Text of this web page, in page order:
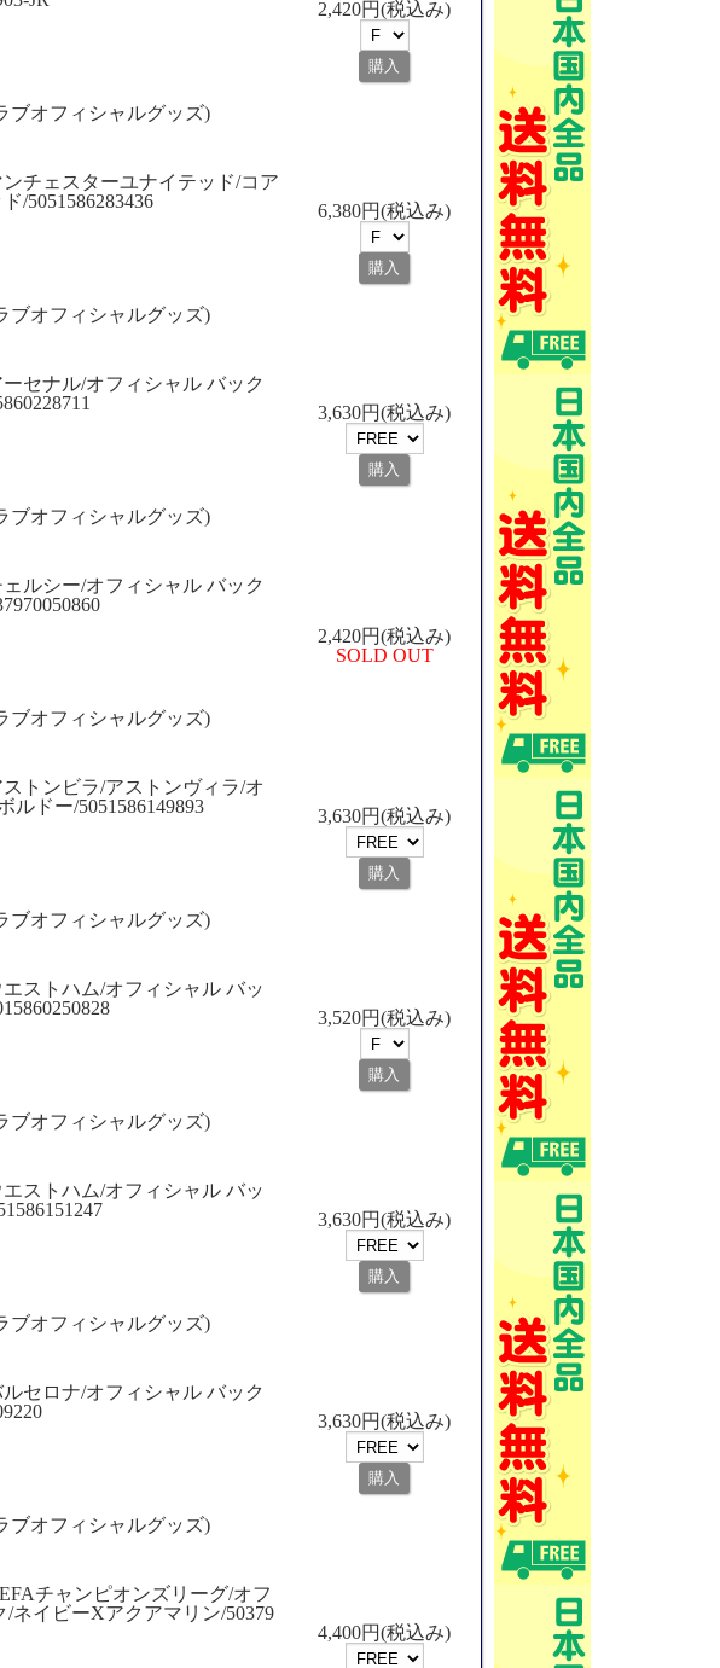
ブオフィシャルグッズ)
2,420円(税込み)
チェスターユナイテッド/コア
/5051586283436
ブオフィシャルグッズ)
6,380円(税込み)
セナル/オフィシャル バック
ブオフィシャルグッズ)
3,630円(税込み)
ルシー/オフィシャル バック
ブオフィシャルグッズ)
2,420円(税込み)
SOLD OUT
トンビラ/アストンヴィラ/オ
ルドー/5051586149893
ブオフィシャルグッズ)
3,630円(税込み)
ストハム/オフィシャル バッ
ブオフィシャルグッズ)
3,520円(税込み)
ストハム/オフィシャル バッ
ブオフィシャルグッズ)
3,630円(税込み)
セロナ/オフィシャル バック
ブオフィシャルグッズ)
3,630円(税込み)
チャンピオンズリーグ/オフ
ネイビーXアクアマリン/50379
4,400円(税込み)